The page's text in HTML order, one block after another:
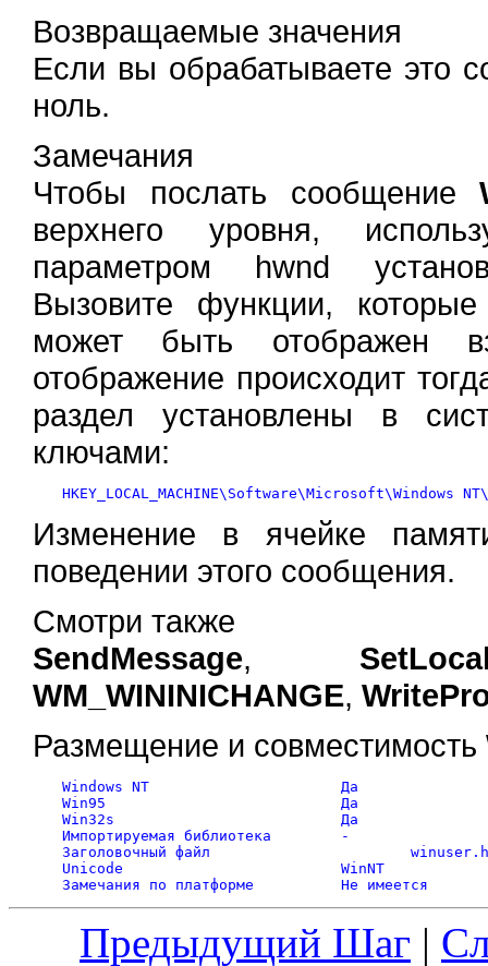
Возвращаемые значения
Если вы обрабатываете это
ноль.
Замечания
Чтобы послать сообщение
верхнего уровня,
параметром hwnd
Вызовите функции,
может быть отображен
отображение происходит
раздел установлены в
ключами:
Изменение в ячейке
поведении этого сообщения.
Смотри также
SendMessage,
WM_WININICHANGE,
Размещение и совместимость
Windows NT			Да
Win95				Да
Win32s				Да
Импортируемая библиотека	-
Заголовочный файл			winuser.h
Unicode				WinNT
Предыдущий Шаг |